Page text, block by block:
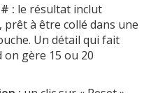
: le résultat inclut
à être collé dans une
Un détail qui fait
gère 15 ou 20